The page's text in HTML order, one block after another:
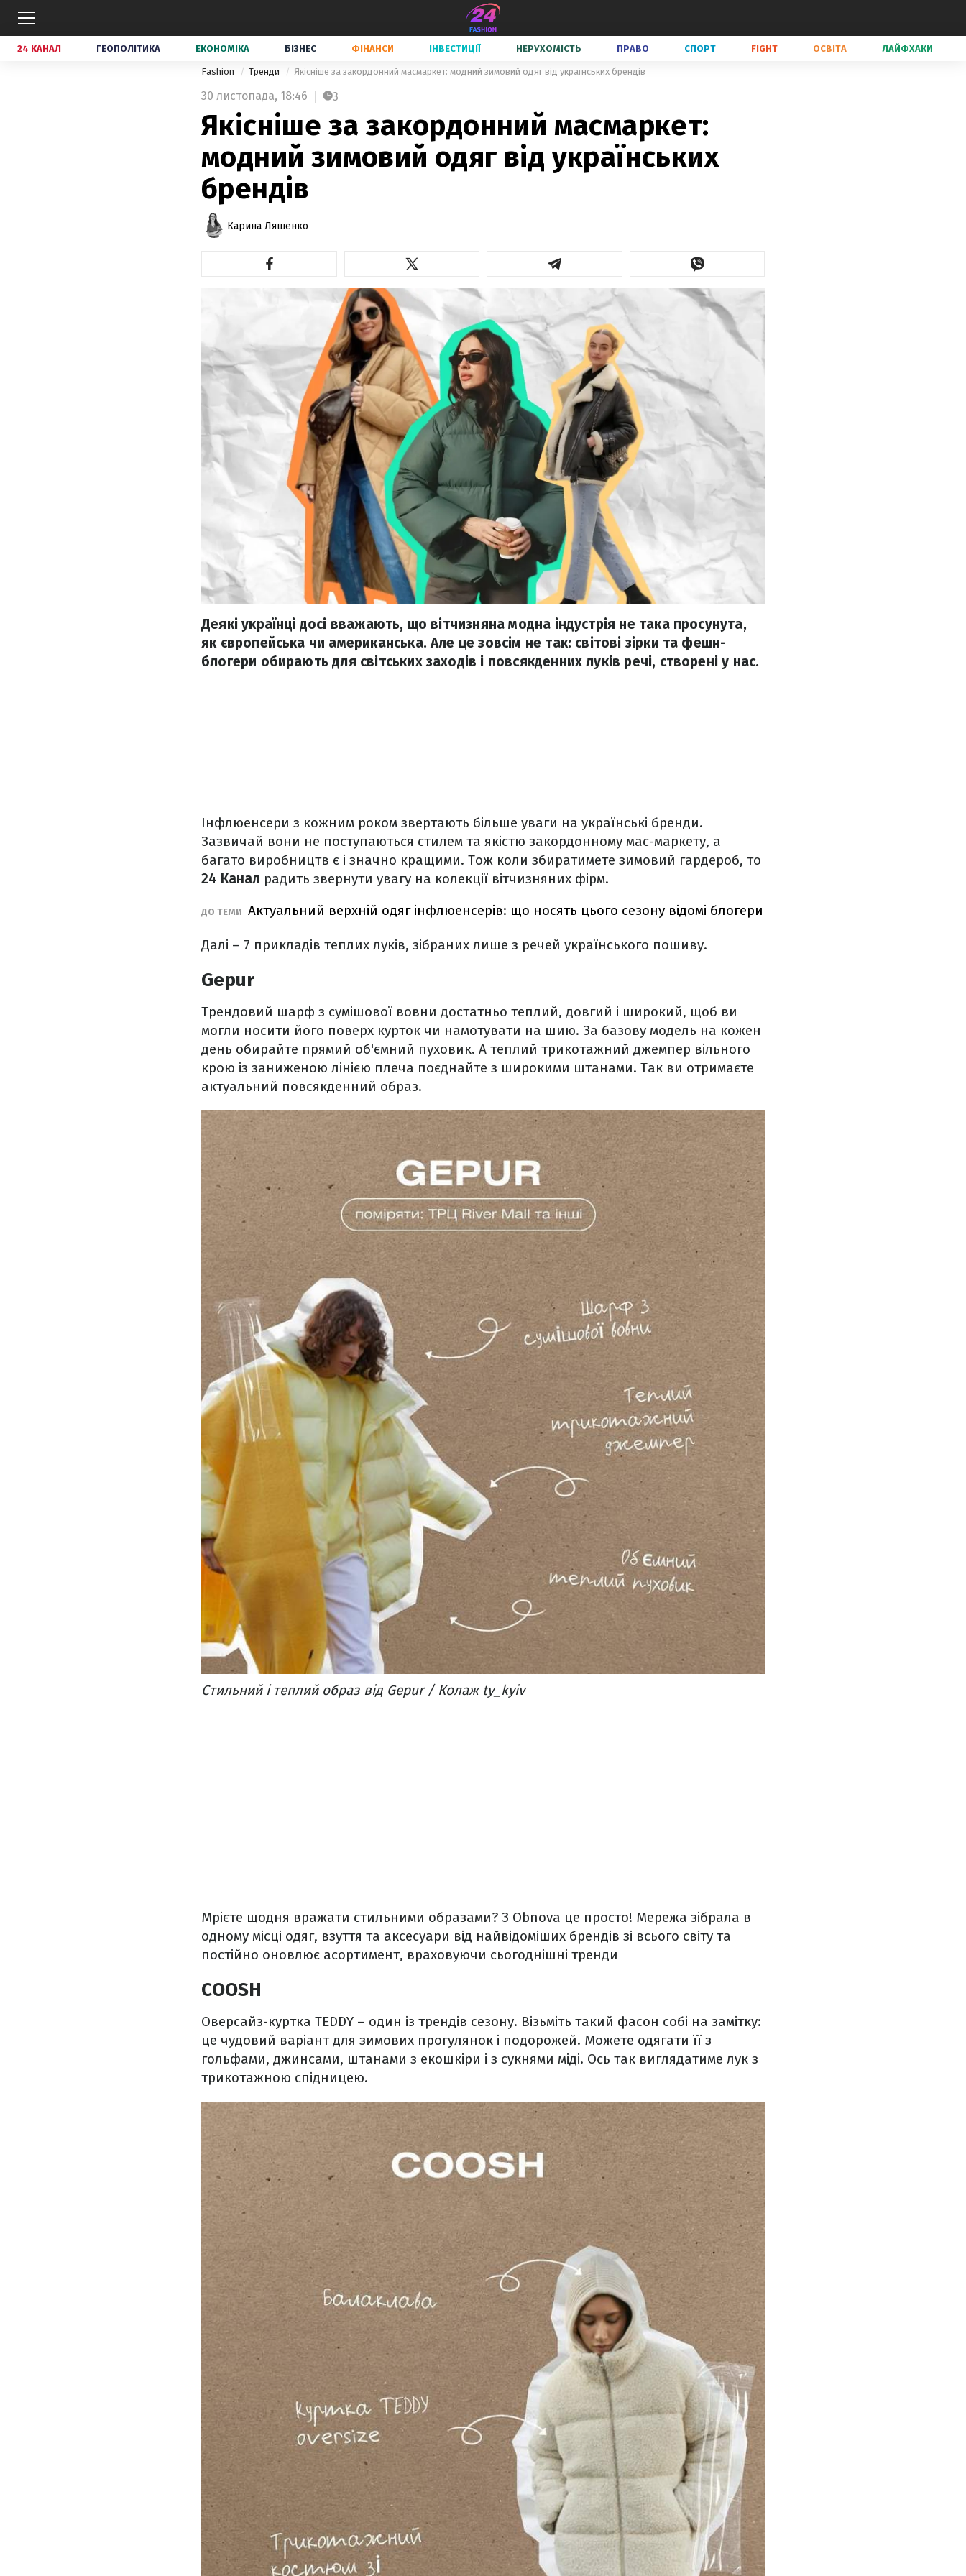
24 КАНАЛ ГЕОПОЛІТИКА ЕКОНОМІКА БІЗНЕС ФІНАНСИ ІНВЕСТИЦІЇ НЕРУХОМІСТЬ ПРАВО СПОРТ FIGHT ОСВІТА ЛАЙФХАКИ
Fashion Тренди Якісніше за закордонний масмаркет: модний зимовий одяг від українських брендів
30 листопада, 18:46 3
Якісніше за закордонний масмаркет:
модний зимовий одяг від українських
брендів
Карина Ляшенко
Деякі українці досі вважають, що вітчизняна модна індустрія не така просунута,
як європейська чи американська. Але це зовсім не так: світові зірки та фешн-
блогери обирають для світських заходів і повсякденних луків речі, створені у нас.
Інфлюенсери з кожним роком звертають більше уваги на українські бренди.
Зазвичай вони не поступаються стилем та якістю закордонному мас-маркету, а
багато виробництв є і значно кращими. Тож коли збиратимете зимовий гардероб, то
24 Канал радить звернути увагу на колекції вітчизняних фірм.
ДО ТЕМИ Актуальний верхній одяг інфлюенсерів: що носять цього сезону відомі блогери
Далі – 7 прикладів теплих луків, зібраних лише з речей українського пошиву.
Gepur
Трендовий шарф з сумішової вовни достатньо теплий, довгий і широкий, щоб ви
могли носити його поверх курток чи намотувати на шию. За базову модель на кожен
день обирайте прямий об'ємний пуховик. А теплий трикотажний джемпер вільного
крою із заниженою лінією плеча поєднайте з широкими штанами. Так ви отримаєте
актуальний повсякденний образ.
Стильний і теплий образ від Gepur / Колаж ty_kyiv
Мрієте щодня вражати стильними образами? З Obnova це просто! Мережа зібрала в
одному місці одяг, взуття та аксесуари від найвідоміших брендів зі всього світу та
постійно оновлює асортимент, враховуючи сьогоднішні тренди
COOSH
Оверсайз-куртка TEDDY – один із трендів сезону. Візьміть такий фасон собі на замітку:
це чудовий варіант для зимових прогулянок і подорожей. Можете одягати її з
гольфами, джинсами, штанами з екошкіри і з сукнями міді. Ось так виглядатиме лук з
трикотажною спідницею.